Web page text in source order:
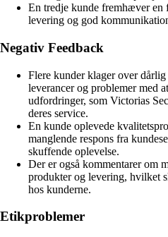
En tredje kunde fremhæver en
levering og god
Negativ Feedback
Flere kunder klager over
leverancer og problemer med
udfordringer, som Victorias
deres service.
En kunde oplevede
manglende respons fra
skuffende oplevelse.
Der er også kommentarer om
produkter og levering, hvilket
hos kunderne.
Etikproblemer